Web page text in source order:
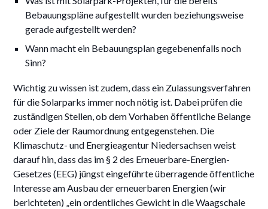
Bebauungspläne aufgestellt wurden beziehungsweise
gerade aufgestellt werden?
Wann macht ein Bebauungsplan gegebenenfalls noch
Sinn?
Wichtig zu wissen ist zudem, dass ein Zulassungsverfahren
für die Solarparks immer noch nötig ist. Dabei prüfen die
zuständigen Stellen, ob dem Vorhaben öffentliche Belange
oder Ziele der Raumordnung entgegenstehen. Die
Klimaschutz- und Energieagentur Niedersachsen weist
darauf hin, dass das im § 2 des Erneuerbare-Energien-
Gesetzes (EEG) jüngst eingeführte überragende öffentliche
Interesse am Ausbau der erneuerbaren Energien (wir
berichteten) „ein ordentliches Gewicht in die Waagschale